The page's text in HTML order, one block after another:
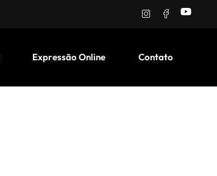
Expressão Online Contato